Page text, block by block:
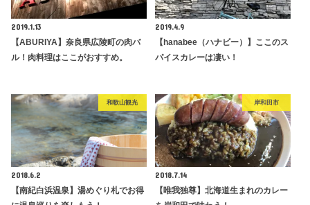
2019.1.13
【ABURIYA】奈良県広陵町の肉バ
ル！肉料理はここがおすすめ。
2019.4.9
【hanabee（ハナビー）】ここのス
パイスカレーは凄い！
和歌山観光
2018.6.2
【南紀白浜温泉】湯めぐり札でお得
岸和田市
2018.7.14
【唯我独尊】北海道生まれのカレー